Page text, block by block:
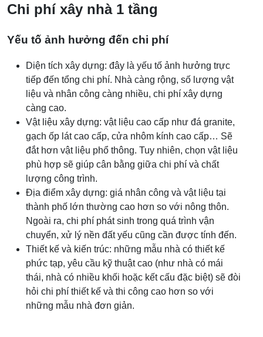
Chi phí xây nhà 1 tầng
Yếu tố ảnh hưởng đến chi phí
Diện tích xây dựng: đây là yếu tố ảnh hưởng trực
tiếp đến tổng chi phí. Nhà càng rộng, số lượng vật
liệu và nhân công càng nhiều, chi phí xây dựng
càng cao.
Vật liệu xây dựng: vật liệu cao cấp như đá granite,
gạch ốp lát cao cấp, cửa nhôm kính cao cấp… Sẽ
đắt hơn vật liệu phổ thông. Tuy nhiên, chọn vật liệu
phù hợp sẽ giúp cân bằng giữa chi phí và chất
lượng công trình.
Địa điểm xây dựng: giá nhân công và vật liệu tại
thành phố lớn thường cao hơn so với nông thôn.
Ngoài ra, chi phí phát sinh trong quá trình vận
chuyển, xử lý nền đất yếu cũng cần được tính đến.
Thiết kế và kiến trúc: những mẫu nhà có thiết kế
phức tạp, yêu cầu kỹ thuật cao (như nhà có mái
thái, nhà có nhiều khối hoặc kết cấu đặc biệt) sẽ đòi
hỏi chi phí thiết kế và thi công cao hơn so với
những mẫu nhà đơn giản.